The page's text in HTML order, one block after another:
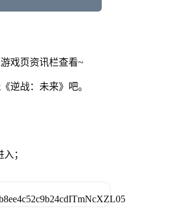
戏页资讯栏查看~
逆战：未来》吧。
；